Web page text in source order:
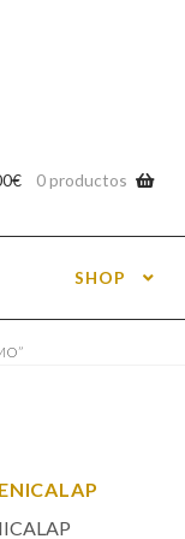
€ 0 productos
SHOP